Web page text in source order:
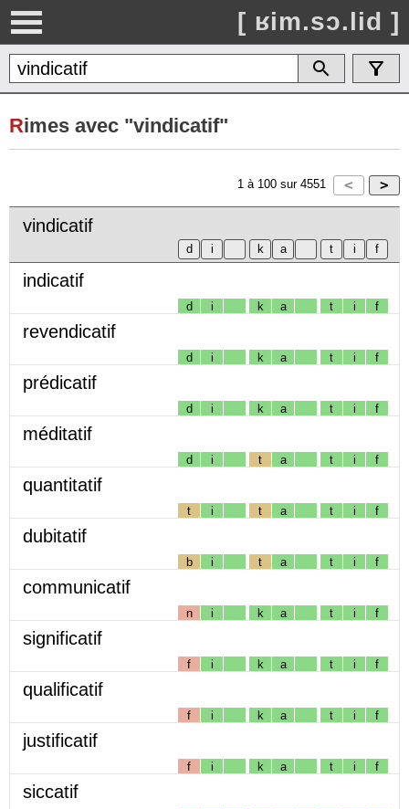
[ ʁim.sɔ.lid ]
Rimes avec "vindicatif"
1 à 100 sur 4551
vindicatif
indicatif
d i k a t i f
revendicatif
d i k a t i f
prédicatif
d i k a t i f
méditatif
d i t a t i f
quantitatif
t i t a t i f
dubitatif
b i t a t i f
communicatif
n i k a t i f
significatif
f i k a t i f
qualificatif
f i k a t i f
justificatif
f i k a t i f
siccatif